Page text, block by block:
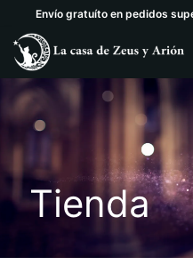
Envío gratuíto en pedidos
Tienda